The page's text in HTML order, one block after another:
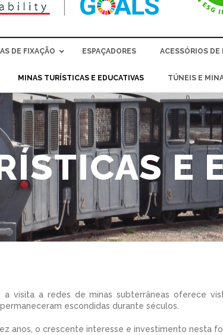
DE FIXAÇÃO ESPAÇADORES ACESSÓRIOS DE
MINAS TURÍSTICAS E EDUCATIVAS TÚNEIS E
E
a visita a redes de minas subterrâneas oferece
escondidas durante séculos.
anos, o crescente interesse e investimento nesta